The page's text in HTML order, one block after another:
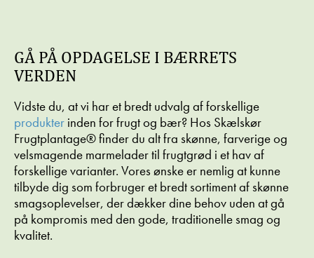
TIL
PROFESSIONELLE
Foodservice
TIL
PROFESSIONELLE
Foodservice
GÅ PÅ OPDAGELSE I BÆRRETS
VERDEN
Vidste du, at vi har et bredt udvalg af forskellige
produkter inden for frugt og bær? Hos Skælskør
Frugtplantage® finder du alt fra skønne, farverige og
velsmagende marmelader til frugtgrød i et hav af
forskellige varianter. Vores ønske er nemlig at kunne
tilbyde dig som forbruger et bredt sortiment af skønne
smagsoplevelser, der dækker dine behov uden at gå
på kompromis med den gode, traditionelle smag og
kvalitet.